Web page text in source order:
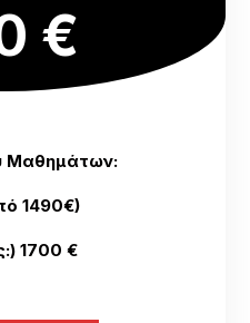
€
Μαθημάτων:
1490€)
1700 €